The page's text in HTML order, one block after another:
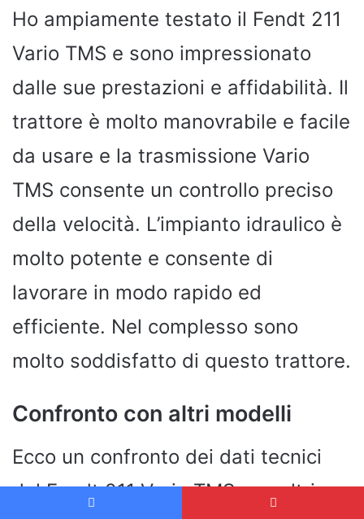
Ho ampiamente testato il Fendt 211
Vario TMS e sono impressionato
dalle sue prestazioni e affidabilità. Il
trattore è molto manovrabile e facile
da usare e la trasmissione Vario
TMS consente un controllo preciso
della velocità. L’impianto idraulico è
molto potente e consente di
lavorare in modo rapido ed
efficiente. Nel complesso sono
molto soddisfatto di questo trattore.
Confronto con altri modelli
Ecco un confronto dei dati tecnici
del Fendt 211 Vario TMS con altri